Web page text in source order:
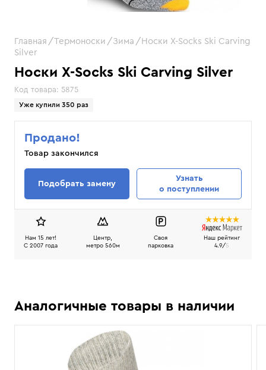
Носки X-Socks Ski Carving Silver
Код товара: 5875
Уже купили 350 раз
Главная Термоноски Зима
Носки X-Socks Ski Carving
Silver
Продано!
Товар закончился
Подобрать замену
Узнать
о поступлении
Нам 15 лет!
C 2007 года
Центр,
метро 560м
Своя
парковка
Наш рейтинг
4.9/5
Аналогичные товары в наличии